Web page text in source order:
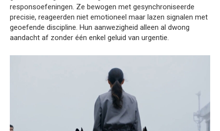
responsoefeningen. Ze bewogen met gesynchroniseerde
precisie, reageerden niet emotioneel maar lazen signalen met
geoefende discipline. Hun aanwezigheid alleen al dwong
aandacht af zonder één enkel geluid van urgentie.